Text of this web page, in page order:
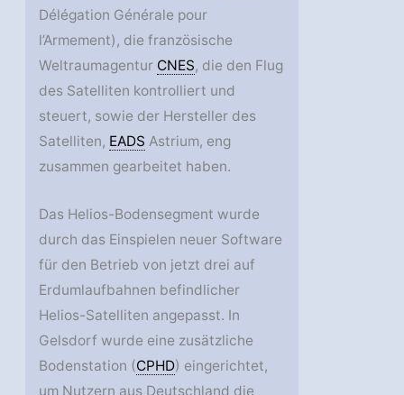
Délégation Générale pour
l’Armement), die französische
Weltraumagentur CNES, die den Flug
des Satelliten kontrolliert und
steuert, sowie der Hersteller des
Satelliten, EADS Astrium, eng
zusammen gearbeitet haben.
Das Helios-Bodensegment wurde
durch das Einspielen neuer Software
für den Betrieb von jetzt drei auf
Erdumlaufbahnen befindlicher
Helios-Satelliten angepasst. In
Gelsdorf wurde eine zusätzliche
Bodenstation (CPHD) eingerichtet,
um Nutzern aus Deutschland die